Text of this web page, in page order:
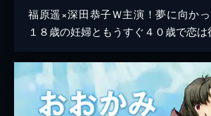
福原遥×深田恭子Ｗ主演！夢に向か
１８歳の妊婦ともうすぐ４０歳で恋は